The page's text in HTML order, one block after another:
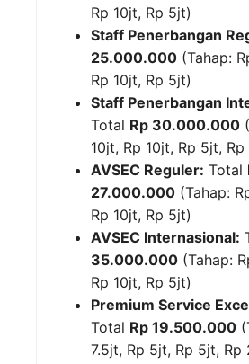
Rp 10jt, Rp 5jt)
Staff Penerbangan
25.000.000 (Tahap:
Rp 10jt, Rp 5jt)
Staff Penerbangan
Total Rp 30.000.000
10jt, Rp 10jt, Rp 5jt,
AVSEC Reguler: Total
27.000.000 (Tahap:
Rp 10jt, Rp 5jt)
AVSEC Internasional:
35.000.000 (Tahap:
Rp 10jt, Rp 5jt)
Premium Service
Total Rp 19.500.000
7.5jt, Rp 5jt, Rp 5jt, Rp